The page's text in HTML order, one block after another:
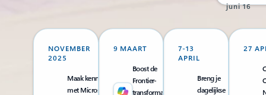
16 juni
27
7-13
APRIL
Breng je
dagelijkse
9 MAART
Boost de
Frontier-
transformatie
NOVEMBER
2025
Maak kennis
met Microsoft